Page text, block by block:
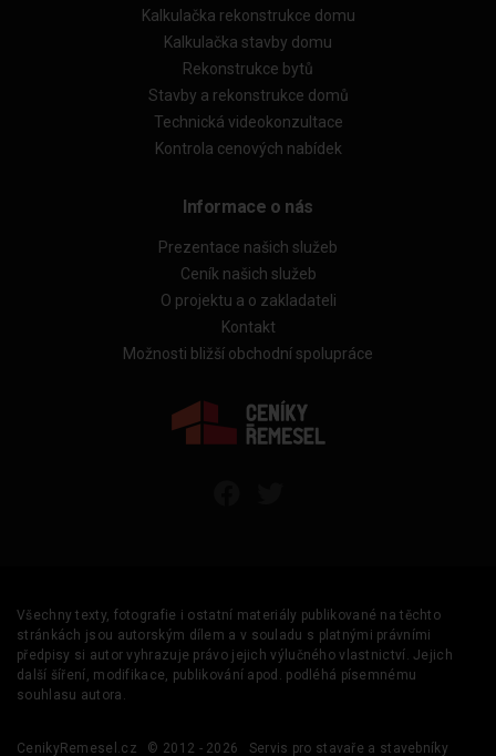
Kalkulačka rekonstrukce domu
Kalkulačka stavby domu
Rekonstrukce bytů
Stavby a rekonstrukce domů
Technická videokonzultace
Kontrola cenových nabídek
Informace o nás
Prezentace našich služeb
Ceník našich služeb
O projektu a o zakladateli
Kontakt
Možnosti bližší obchodní spolupráce
Všechny texty, fotografie i ostatní materiály publikované na těchto
stránkách jsou autorským dílem a v souladu s platnými právními
předpisy si autor vyhrazuje právo jejich výlučného vlastnictví. Jejich
další šíření, modifikace, publikování apod. podléhá písemnému
souhlasu autora.
CenikyRemesel.cz © 2012 - 2026 Servis pro stavaře a stavebníky